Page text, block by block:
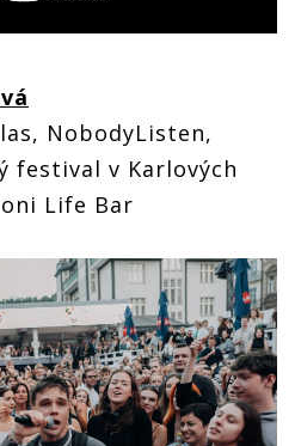
NobodyListen,
festival v Karlových
Life Bar